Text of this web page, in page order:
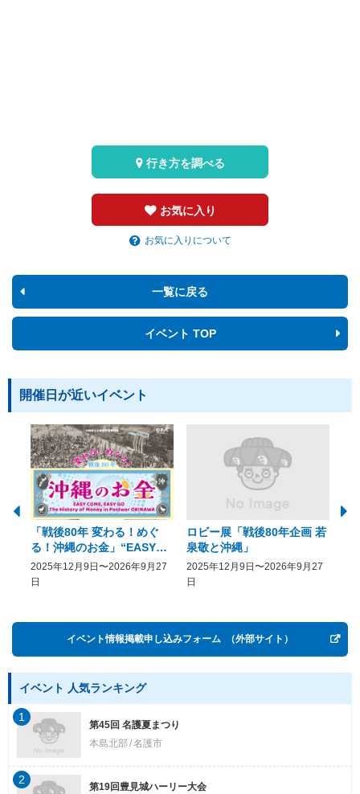
お気に入り
お気に入りについて
行き方を調べる
一覧に戻る
イベント TOP
開催日が近いイベント
「戦後80年 変わる！めぐ
る！沖縄のお金」“EASY
COME, EASY GO － The
History of Money in
2025年12月9日〜2026年9月27
日
ロビー展「戦後80年企画 若
泉敬と沖縄」
2025年12月9日〜2026年9月27
日
イベント情報掲載申し込みフォーム （外部サイト）
イベント 人気ランキング
第45回 名護夏まつり
本島北部 名護市
1
第19回豊見城ハーリー大会
2